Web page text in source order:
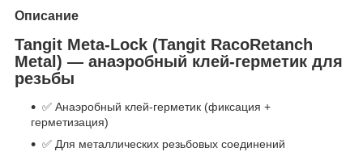
Описание
Tangit Meta-Lock (Tangit RacoRetanch
Metal) — анаэробный клей-герметик для
резьбы
✅ Анаэробный клей-герметик (фиксация +
герметизация)
✅ Для металлических резьбовых соединений